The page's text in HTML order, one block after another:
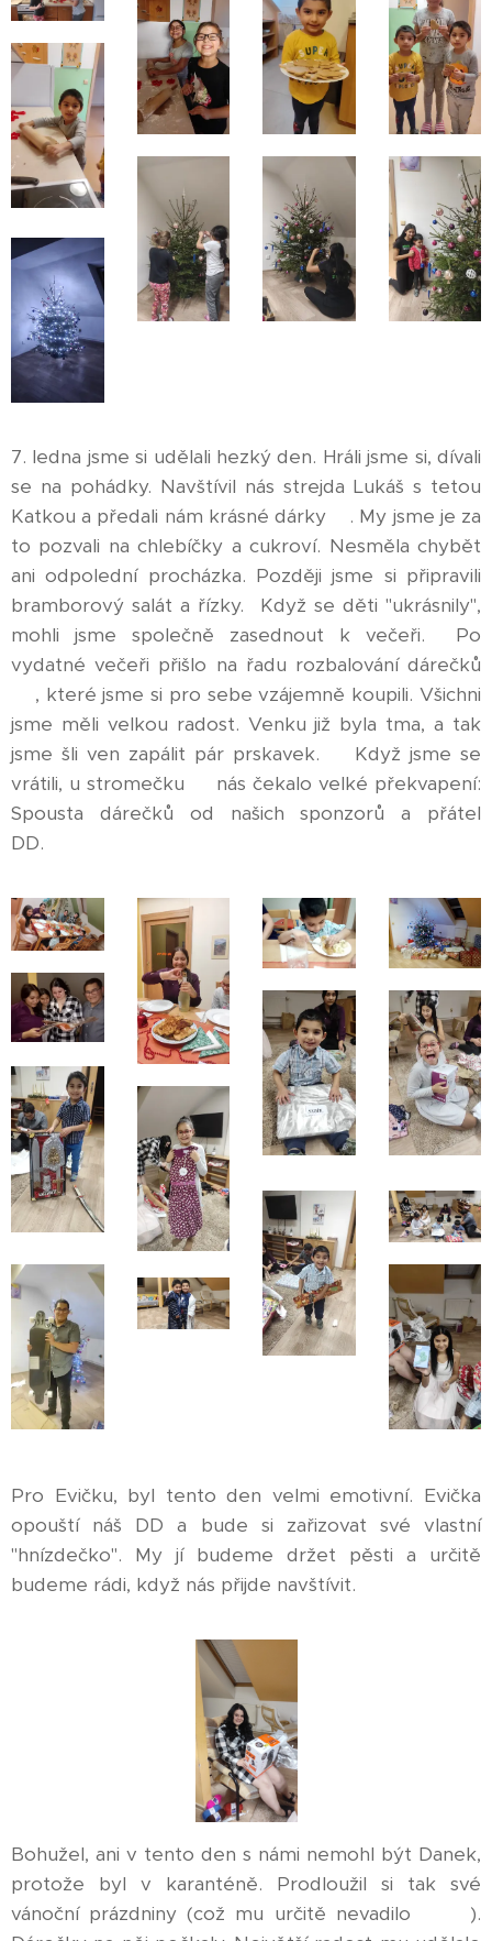
7. ledna jsme si udělali hezký den. Hráli jsme si, dívali
se na pohádky. Navštívil nás strejda Lukáš s tetou
Katkou a předali nám krásné dárky🎁. My jsme je za
to pozvali na chlebíčky a cukroví. Nesměla chybět
ani odpolední procházka. Později jsme si připravili
bramborový salát a řízky. Když se děti "ukrásnily",
mohli jsme společně zasednout k večeři. Po
vydatné večeři přišlo na řadu rozbalování dárečků
🎁, které jsme si pro sebe vzájemně koupili. Všichni
jsme měli velkou radost. Venku již byla tma, a tak
jsme šli ven zapálit pár prskavek. 🎇Když jsme se
vrátili, u stromečku 🎄nás čekalo velké překvapení:
Spousta dárečků od našich sponzorů a přátel
DD. 🎁🎁🎁🎁🎁
Pro Evičku, byl tento den velmi emotivní. Evička
opouští náš DD a bude si zařizovat své vlastní
"hnízdečko". My jí budeme držet pěsti a určitě
budeme rádi, když nás přijde navštívit. ❣
Bohužel, ani v tento den s námi nemohl být Danek,
protože byl v karanténě. Prodloužil si tak své
vánoční prázdniny (což mu určitě nevadilo🤫😆).